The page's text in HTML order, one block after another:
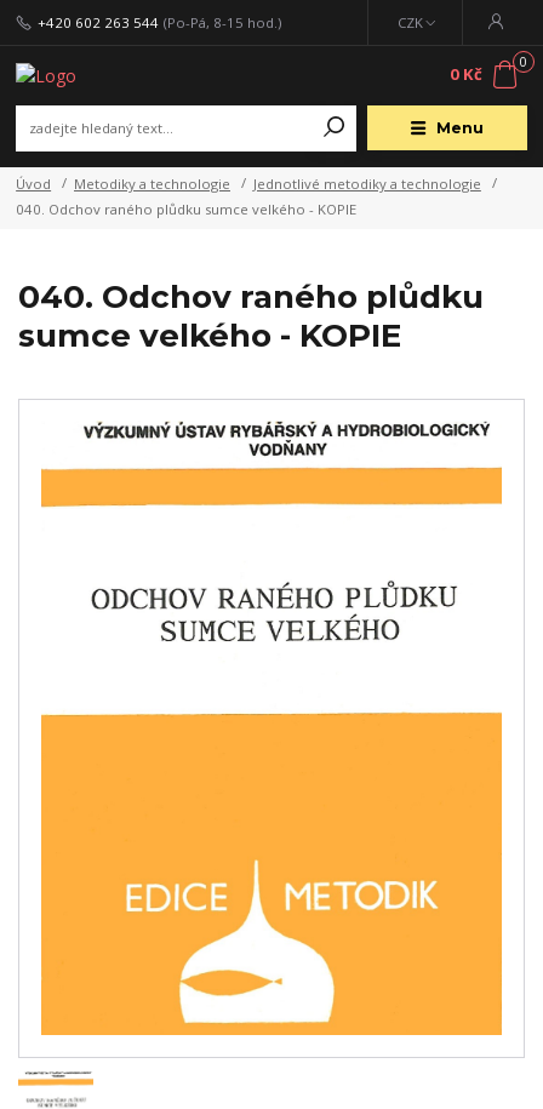
Menu
CZK
+420 602 263 544 (Po-Pá, 8-15 hod.)
0
0 Kč
Úvod Metodiky a technologie
Jednotlivé metodiky a technologie
040. Odchov raného plůdku sumce velkého - KOPIE
040. Odchov raného plůdku
sumce velkého - KOPIE